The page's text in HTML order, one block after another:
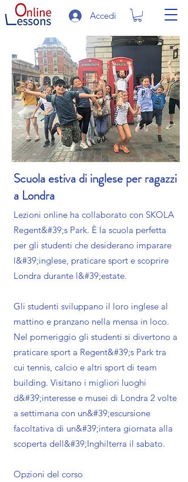
Accedi
Scuola estiva di inglese per ragazzi
a Londra
Lezioni online ha collaborato con SKOLA
Regent&#39;s Park. È la scuola perfetta
per gli studenti che desiderano imparare
l&#39;inglese, praticare sport e scoprire
Londra durante l&#39;estate.
Gli studenti sviluppano il loro inglese al
mattino e pranzano nella mensa in loco.
Nel pomeriggio gli studenti si divertono a
praticare sport a Regent&#39;s Park tra
cui tennis, calcio e altri sport di team
building. Visitano i migliori luoghi
d&#39;interesse e musei di Londra 2 volte
a settimana con un&#39;escursione
facoltativa di un&#39;intera giornata alla
scoperta dell&#39;Inghilterra il sabato.
Opzioni del corso